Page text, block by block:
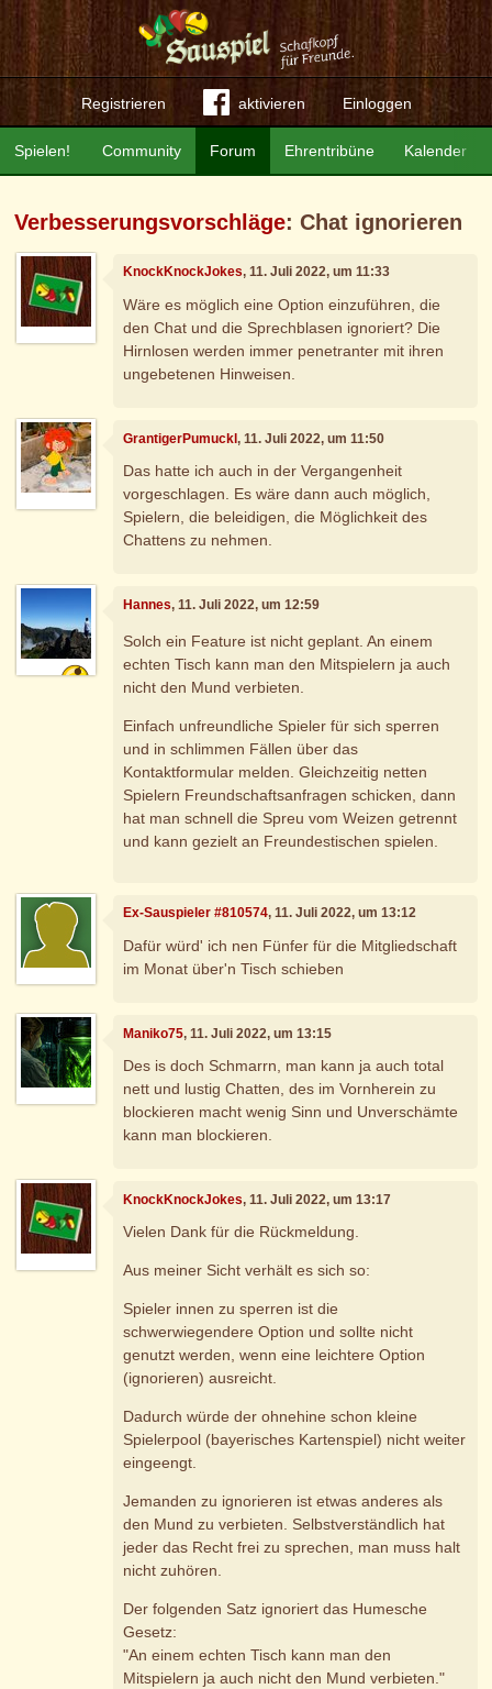
Registrieren aktivieren Einloggen
Community Forum Ehrentribüne Kalender
Spielen!
Verbesserungsvorschläge: Chat ignorieren
KnockKnockJokes, 11. Juli 2022, um 11:33
Wäre es möglich eine Option einzuführen, die
den Chat und die Sprechblasen ignoriert? Die
Hirnlosen werden immer penetranter mit ihren
ungebetenen Hinweisen.
GrantigerPumuckl, 11. Juli 2022, um 11:50
Das hatte ich auch in der Vergangenheit
vorgeschlagen. Es wäre dann auch möglich,
Spielern, die beleidigen, die Möglichkeit des
Chattens zu nehmen.
Hannes, 11. Juli 2022, um 12:59
Solch ein Feature ist nicht geplant. An einem
echten Tisch kann man den Mitspielern ja auch
nicht den Mund verbieten.
Einfach unfreundliche Spieler für sich sperren
und in schlimmen Fällen über das
Kontaktformular melden. Gleichzeitig netten
Spielern Freundschaftsanfragen schicken, dann
hat man schnell die Spreu vom Weizen getrennt
und kann gezielt an Freundestischen spielen.
Ex-Sauspieler #810574, 11. Juli 2022, um 13:12
Dafür würd' ich nen Fünfer für die Mitgliedschaft
im Monat über'n Tisch schieben
Maniko75, 11. Juli 2022, um 13:15
Des is doch Schmarrn, man kann ja auch total
nett und lustig Chatten, des im Vornherein zu
blockieren macht wenig Sinn und Unverschämte
kann man blockieren.
KnockKnockJokes, 11. Juli 2022, um 13:17
Vielen Dank für die Rückmeldung.
Aus meiner Sicht verhält es sich so:
Spieler innen zu sperren ist die
schwerwiegendere Option und sollte nicht
genutzt werden, wenn eine leichtere Option
(ignorieren) ausreicht.
Dadurch würde der ohnehine schon kleine
Spielerpool (bayerisches Kartenspiel) nicht weiter
eingeengt.
Jemanden zu ignorieren ist etwas anderes als
den Mund zu verbieten. Selbstverständlich hat
jeder das Recht frei zu sprechen, man muss halt
nicht zuhören.
Der folgenden Satz ignoriert das Humesche
Gesetz:
"An einem echten Tisch kann man den
Mitspielern ja auch nicht den Mund verbieten."